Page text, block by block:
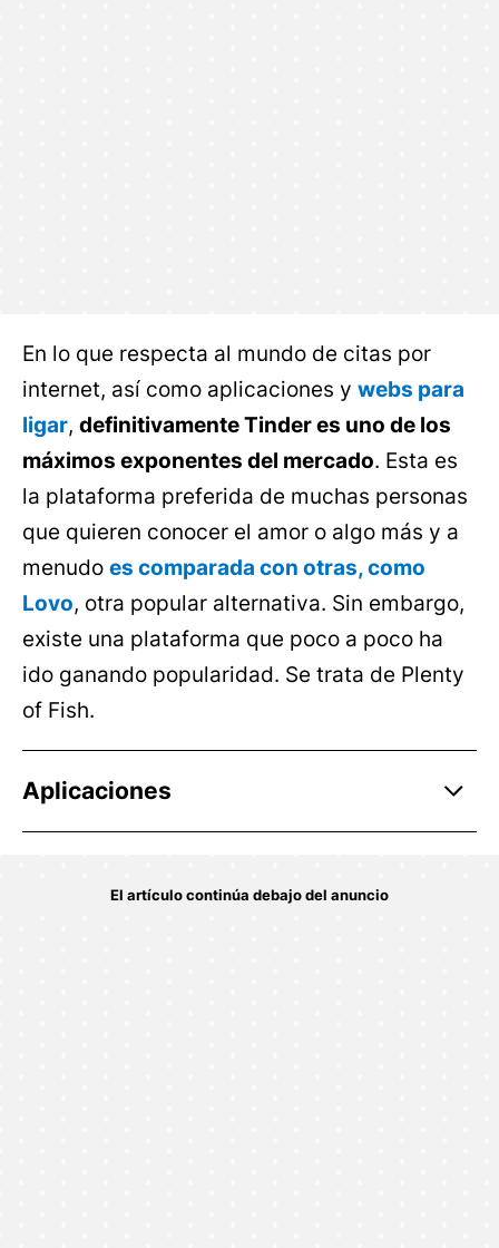
En lo que respecta al mundo de citas por
internet, así como aplicaciones y webs para
ligar, definitivamente Tinder es uno de los
máximos exponentes del mercado. Esta es
la plataforma preferida de muchas personas
que quieren conocer el amor o algo más y a
menudo es comparada con otras, como
Lovo, otra popular alternativa. Sin embargo,
existe una plataforma que poco a poco ha
ido ganando popularidad. Se trata de Plenty
of Fish.
Aplicaciones